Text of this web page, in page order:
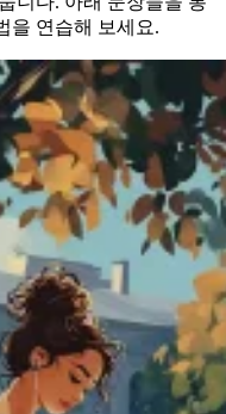
을 연습해 보세요.